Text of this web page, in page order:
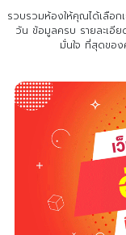
รวบรวมห้องให้คุณได้เลือก
วัน ข้อมูลครบ รายละเอี
มั่นใจ ที่สุดของ